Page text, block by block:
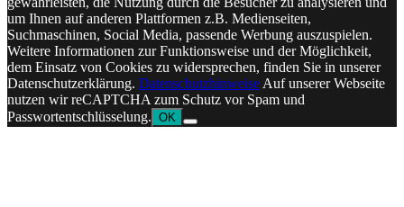
um Ihnen auf anderen Plattformen z.B. Medienseiten,
Suchmaschinen, Social Media, passende Werbung auszuspielen.
Weitere Informationen zur Funktionsweise und der Möglichkeit,
dem Einsatz von Cookies zu widersprechen, finden Sie in unserer
Datenschutzerklärung. DatenschutzhinweiseAuf unserer Webseite
nutzen wir reCAPTCHA zum Schutz vor Spam und
Passwortentschlüsselung. OK